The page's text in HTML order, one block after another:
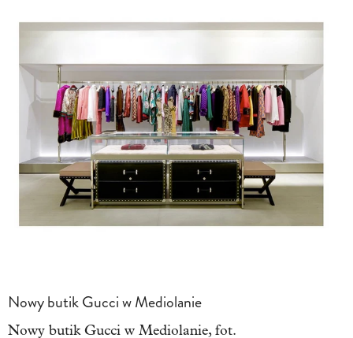
Nowy butik Gucci w Mediolanie
Nowy butik Gucci w Mediolanie, fot.